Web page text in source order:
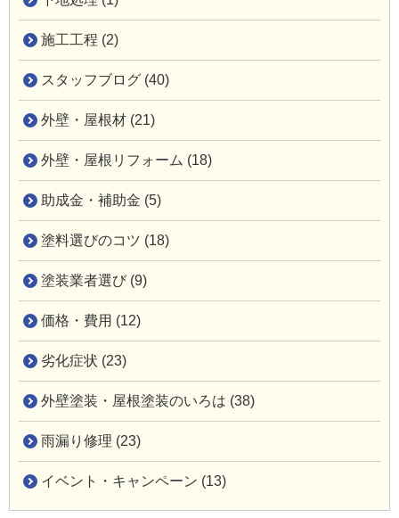
施工工程 (2)
スタッフブログ (40)
外壁・屋根材 (21)
外壁・屋根リフォーム (18)
助成金・補助金 (5)
塗料選びのコツ (18)
塗装業者選び (9)
価格・費用 (12)
劣化症状 (23)
外壁塗装・屋根塗装のいろは (38)
雨漏り修理 (23)
イベント・キャンペーン (13)